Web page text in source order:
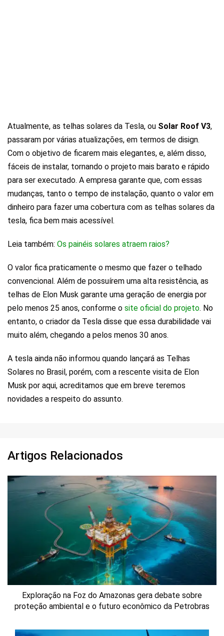
Atualmente, as telhas solares da Tesla, ou Solar Roof V3,
passaram por várias atualizações, em termos de disign.
Com o objetivo de ficarem mais elegantes, e, além disso,
fáceis de instalar, tornando o projeto mais barato e rápido
para ser executado. A empresa garante que, com essas
mudanças, tanto o tempo de instalação, quanto o valor em
dinheiro para fazer uma cobertura com as telhas solares da
tesla, fica bem mais acessível.
Leia também: Os painéis solares atraem raios?
O valor fica praticamente o mesmo que fazer o telhado
convencional. Além de possuírem uma alta resistência, as
telhas de Elon Musk garante uma geração de energia por
pelo menos 25 anos, conforme o site oficial do projeto. No
entanto, o criador da Tesla disse que essa durabilidade vai
muito além, chegando a pelos menos 30 anos.
A tesla ainda não informou quando lançará as Telhas
Solares no Brasil, porém, com a rescente visita de Elon
Musk por aqui, acreditamos que em breve teremos
novidades a respeito do assunto.
Artigos Relacionados
Exploração na Foz do Amazonas gera debate sobre
proteção ambiental e o futuro econômico da Petrobras